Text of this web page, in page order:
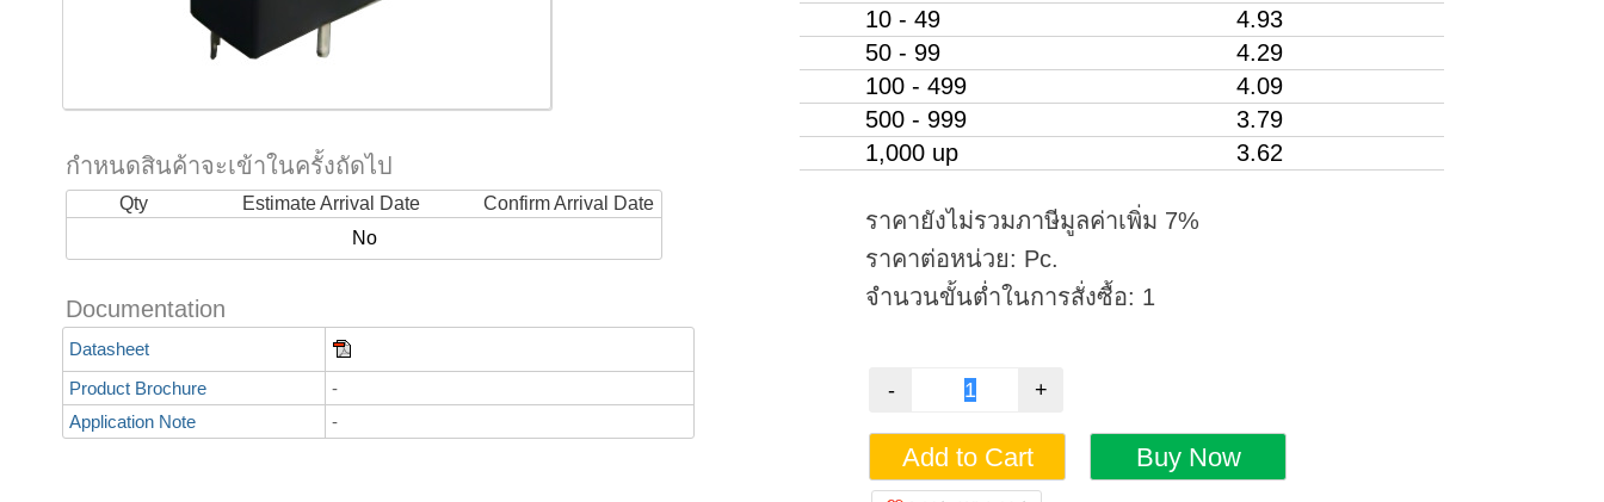
กำหนดสินค้าจะเข้าในครั้งถัดไป
Qty Estimate Arrival Date
Confirm Arrival Date
No
Documentation
Datasheet
Product Brochure
-
Application Note
-
10 - 49
4.93
50 - 99
4.29
100 - 499
4.09
500 - 999
3.79
1,000 up
3.62
ราคายังไม่รวมภาษีมูลค่าเพิ่ม 7%
ราคาต่อหน่วย: Pc.
จำนวนขั้นต่ำในการสั่งซื้อ: 1